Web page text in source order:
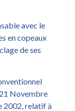
avec le
en copeaux
de ses
Novembre
2002, relatif à